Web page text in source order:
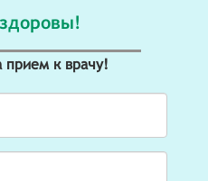
прием к врачу!